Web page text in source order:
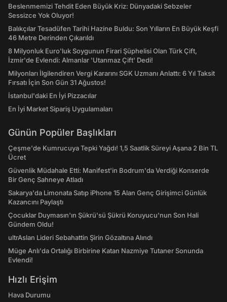
Beslenmemizi Tehdit Eden Büyük Kriz: Dünyadaki Sebzeler
Sessizce Yok Oluyor!
Balıkçılar Tesadüfen Tarihi Hazine Buldu: Son Yılların En Büyük Keşfi
46 Metre Derinden Çıkarıldı
8 Milyonluk Euro'luk Soygunun Firari Şüphelisi Olan Türk Çift,
İzmir'de Evlendi: Almanlar 'Utanmaz Çift' Dedi!
Milyonları İlgilendiren Vergi Kararını SGK Uzmanı Anlattı: 6 Yıl Taksit
Fırsatı İçin Son Gün 31 Ağustos!
İstanbul'daki En İyi Pizzacılar
En İyi Market Sipariş Uygulamaları
Günün Popüler Başlıkları
Çeşme'de Kumrucuya Tepki Yağdı! 1,5 Saatlik Süreyi Aşana 2 Bin TL
Ücret
Güvenlik Müdahale Etti: Manifest'in Bodrum'da Verdiği Konserde
Bir Genç Sahneye Atladı
Sakarya'da Limonata Satıp iPhone 15 Alan Genç Girişimci Günlük
Kazancını Paylaştı
Çocuklar Duymasın'ın Şükrü'sü Şükrü Koruyucu'nun Son Hali
Gündem Oldu!
ultrAslan Lideri Sebahattin Şirin Gözaltına Alındı
Müge Anlı'da Ortalığı Birbirine Katan Nazmiye Tutaner Sonunda
Evlendi!
Hızlı Erişim
Hava Durumu